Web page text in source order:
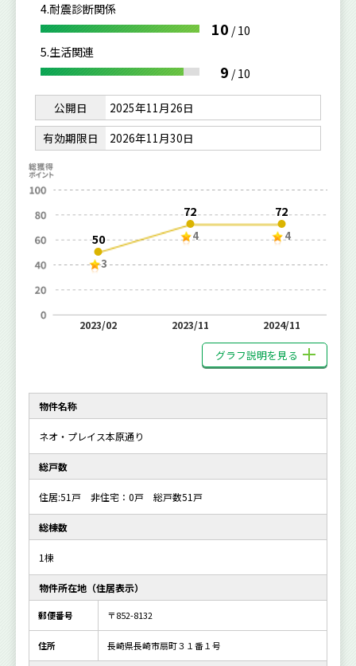
4.耐震診断関係
10 /10
5.生活関連
9 /10
公開日
2025年11月26日
有効期限日
2026年11月30日
50
3
2023/02
72
4
2023/11
72
4
2024/11
グラフ説明を見る
物件名称
ネオ・プレイス本原通り
総戸数
住居:51戸 非住宅：0戸 総戸数51戸
総棟数
1棟
物件所在地（住居表示）
郵便番号 〒852-8132
住所 長崎県長崎市扇町３１番１号